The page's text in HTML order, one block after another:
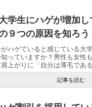
学生にハゲが増加
９つの原因を知ろう
がハゲていると感じている大
知っていますか？男性も女性
上がりに「自分は薄毛であ
記事を読む